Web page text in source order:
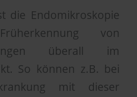
die Endomikroskopie
von
überall im
So können z.B. bei
mit dieser